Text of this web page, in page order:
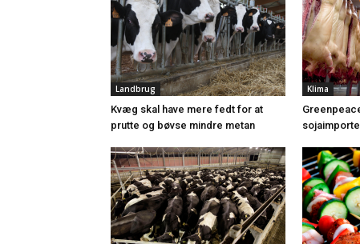
Landbrug
Kvæg skal have mere fedt for at
prutte og bøvse mindre metan
Klima